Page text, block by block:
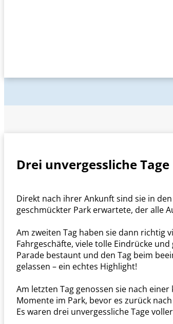
Drei unvergessliche Tage
Direkt nach ihrer Ankunft sind sie in
geschmückter Park erwartete, der alle
Am zweiten Tag haben sie dann richtig
Fahrgeschäfte, viele tolle Eindrücke
Parade bestaunt und den Tag beim
gelassen – ein echtes Highlight!
Am letzten Tag genossen sie nach
Momente im Park, bevor es zurück
Es waren drei unvergessliche Tage